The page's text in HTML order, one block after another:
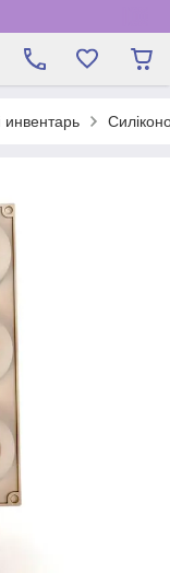
инвентарь